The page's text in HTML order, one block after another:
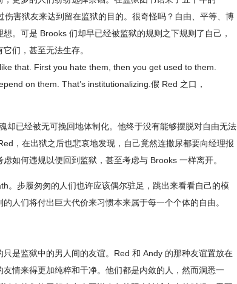
害狱友来达到留在监狱的目的。很奇怪吗？自由、平等、博
。可是 Brooks 们却早已经被监狱的规则之下规则了自己，
们，甚至无法生存。
First you hate them, then you get used to them.
on them. That’s institutionalizing.假 Red 之口，
已经被无可挽回地体制化。他终于没有能够摆脱对自由无法
，在出狱之后也悲哀地发现，自己竟然连撒尿都要向经理报
如何违规以便回到监狱，甚至考虑与 Brooks 一样离开。
步履匆匆的人们也许应该偶尔驻足，跳出来看看自己的模
人们将付出巨大代价来习惯本来属于每一个个体的自由。
监狱中的男人间的友谊。Red 和 Andy 的那种友谊置放在
情来得更加纯粹和干净。他们都是内敛的人，然而洞悉一